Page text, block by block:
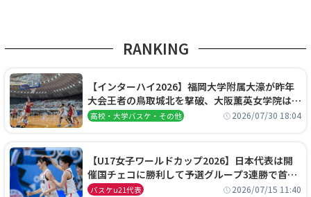
RANKING
【インターハイ2026】福岡大学附属大濠が昨年
大会王者の鳥取城北を撃破、大阪薫英女学院は岐
阜女子に完勝、大会3日目試合結果
高校・大学バスケ・その他 2026/07/30 18:04
【U17女子ワールドカップ2026】日本代表は開
催国チェコに勝利して予選グループ3連勝で首位
通過！準々決勝の相手はエジプトに決定
バスケu21代表 2026/07/15 11:40